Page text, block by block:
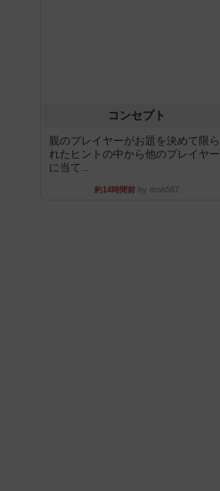
コンセプト
親のプレイヤーがお題を決めて限ら
れたヒントの中から他のプレイヤー
に当て...
約14時間前by mob567